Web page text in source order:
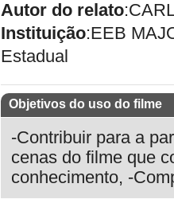
Autor do relato:
Instituição:EEB
Estadual
Objetivos do uso do filme
-Contribuir para a
cenas do filme que
conhecimento, -